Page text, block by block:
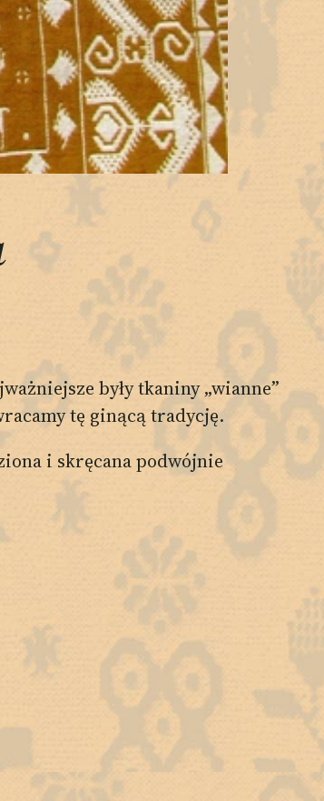
były tkaniny „wianne”
tę ginącą tradycję.
i skręcana podwójnie